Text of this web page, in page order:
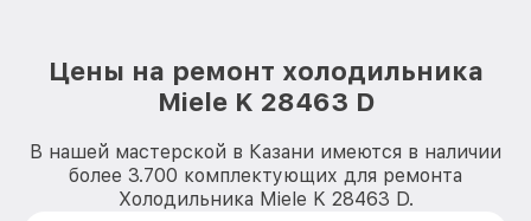
Цены на ремонт холодильника
Miele K 28463 D
В нашей мастерской в Казани имеются в наличии
более 3.700 комплектующих для ремонта
Холодильника Miele K 28463 D.